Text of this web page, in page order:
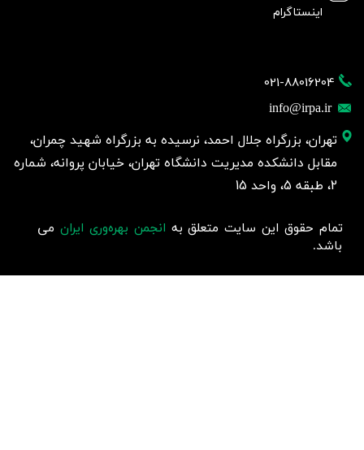
021-88016204
info@irpa.ir
تهران، بزرگراه جلال احمد، نرسیده به بزرگراه شهید چمران،
مقابل دانشکده مدیریت دانشگاه تهران، خیابان پروانه، شماره
2، طبقه 5، واحد 15
اینستاگرام
تمام حقوق این سایت متعلق به انجمن بهره‌وری ایران می
باشد.